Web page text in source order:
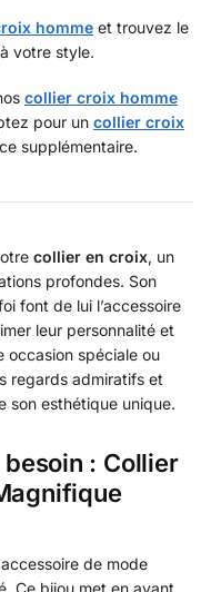
homme et trouvez le
votre style.
collier croix homme
pour un collier croix
supplémentaire.
collier en croix, un
profondes. Son
font de lui l’accessoire
leur personnalité et
occasion spéciale ou
regards admiratifs et
son esthétique unique.
: Collier
accessoire de mode
Ce bijou met en avant